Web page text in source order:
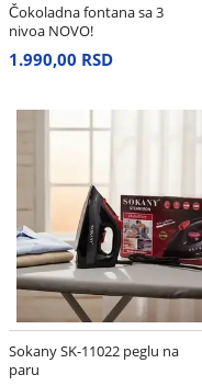
Čokoladna fontana sa 3
nivoa NOVO!
1.990,00 RSD
Sokany SK-11022 peglu na
paru